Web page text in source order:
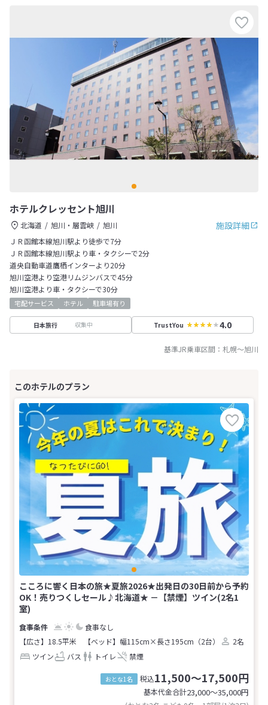
ホテルクレッセント旭川
施設詳細
北海道 旭川・層雲峡
旭川
ＪＲ函館本線旭川駅より徒歩で7分
ＪＲ函館本線旭川駅より車・タクシーで2分
道央自動車道鷹栖インターより20分
旭川空港より空港リムジンバスで45分
旭川空港より車・タクシーで30分
宅配サービス ホテル 駐車場有り
日本旅行 収集中 TrustYou 4.0
基準JR乗車区間： 札幌～旭川
こころに響く日本の旅★夏旅2026★出発日の30日前から予約
OK！売りつくしセール♪北海道★ －【禁煙】ツイン(2名1
室)
食事なし
【広さ】18.5平米
【ベッド】幅115cm×長さ195cm（2台）
2名
ツイン
バス トイレ 禁煙
おとな1名 税込11,500～17,500円
基本代金合計23,000〜35,000円